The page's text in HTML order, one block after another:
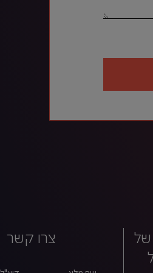
צרו קשר